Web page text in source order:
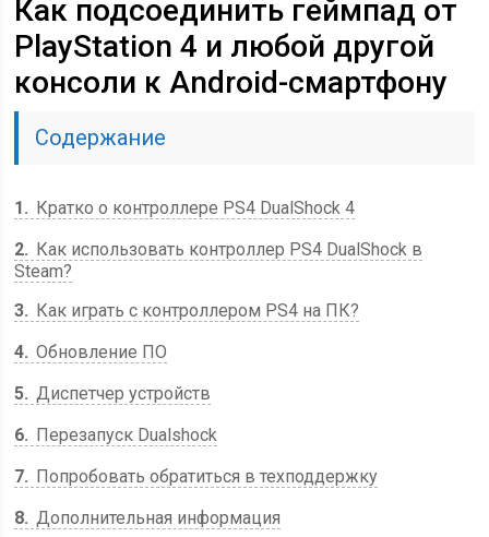
Как подсоединить геймпад от
PlayStation 4 и любой другой
консоли к Android-смартфону
Содержание
1
Кратко о контроллере PS4 DualShock 4
2
Как использовать контроллер PS4 DualShock в
Steam?
3
Как играть с контроллером PS4 на ПК?
4 Обновление ПО
5 Диспетчер устройств
6
Перезапуск Dualshock
7
Попробовать обратиться в техподдержку
8 Дополнительная информация